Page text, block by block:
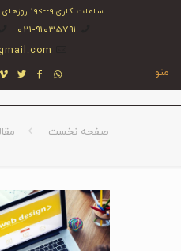
ساعات کاری:۹-->۱۹ روزهای کاری شنبه --> ۴شنبه
۰۲۱-۹۱۰۳۵۷۹۱
منو
صفحه نخست